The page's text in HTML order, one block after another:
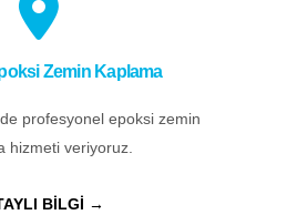
Zemin Kaplama
profesyonel epoksi zemin
hizmeti veriyoruz.
BİLGİ →